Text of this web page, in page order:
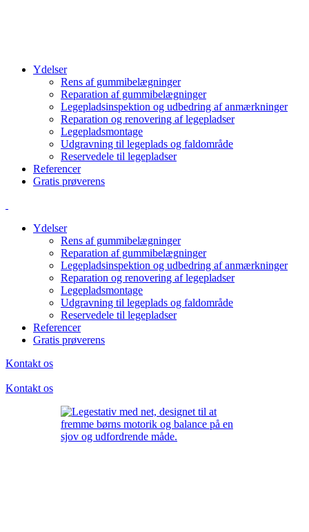
Ydelser
Rens af gummibelægninger
Reparation af gummibelægninger
Legepladsinspektion og udbedring af anmærkninger
Reparation og renovering af legepladser
Legepladsmontage
Udgravning til legeplads og faldområde
Reservedele til legepladser
Referencer
Gratis prøverens
Ydelser
Rens af gummibelægninger
Reparation af gummibelægninger
Legepladsinspektion og udbedring af anmærkninger
Reparation og renovering af legepladser
Legepladsmontage
Udgravning til legeplads og faldområde
Reservedele til legepladser
Referencer
Gratis prøverens
Kontakt os
Kontakt os